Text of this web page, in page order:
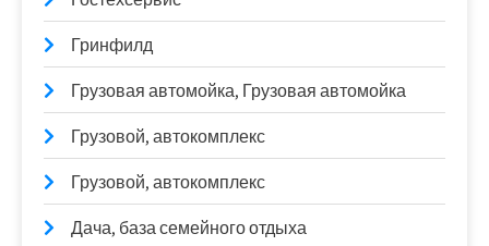
Гринфилд
Грузовая автомойка, Грузовая автомойка
Грузовой, автокомплекс
Грузовой, автокомплекс
Дача, база семейного отдыха